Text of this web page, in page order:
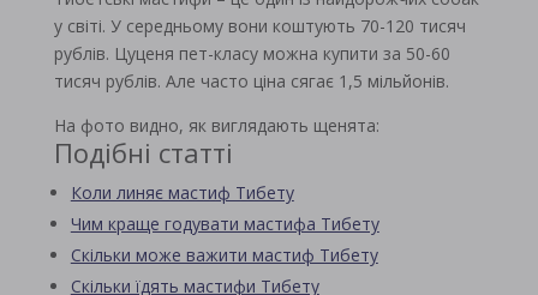
у світі. У середньому вони коштують 70-120 тисяч
рублів. Цуценя пет-класу можна купити за 50-60
тисяч рублів. Але часто ціна сягає 1,5 мільйонів.
На фото видно, як виглядають щенята:
Подібні статті
Коли линяє мастиф Тибету
Чим краще годувати мастифа Тибету
Скільки може важити мастиф Тибету
Скільки їдять мастифи Тибету